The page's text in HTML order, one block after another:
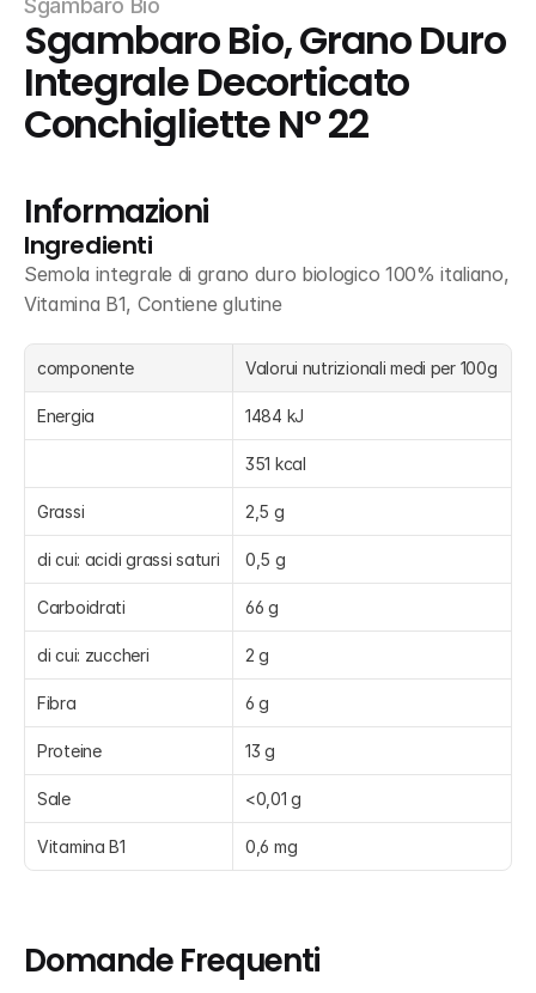
Sgambaro Bio
Sgambaro Bio, Grano Duro
Integrale Decorticato
Conchigliette N° 22
Informazioni
Ingredienti
Semola integrale di grano duro biologico 100% italiano,
Vitamina B1, Contiene glutine
componente Valorui nutrizionali medi per 100g
Energia 1484 kJ
351 kcal
Grassi 2,5 g
di cui: acidi grassi saturi 0,5 g
Carboidrati 66 g
di cui: zuccheri 2 g
Fibra 6 g
Proteine 13 g
Sale <0,01 g
Vitamina B1 0,6 mg
Domande Frequenti